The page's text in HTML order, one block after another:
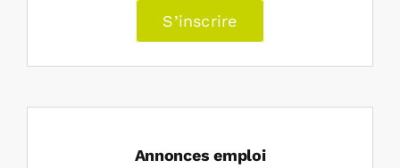
S’inscrire
Annonces emploi